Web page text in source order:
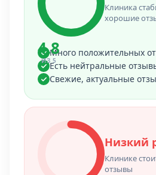
4.8
ИЗ 5
Клиника
хорошие
Много положительных
Есть нейтральные
Свежие, актуальные
Низкий
Клинике
отзывы